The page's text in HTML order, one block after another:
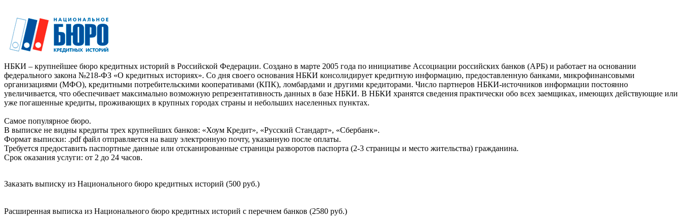
НБКИ – крупнейшее бюро кредитных историй в Российской Федерации. Создано в марте 2005 года по инициативе Ассоциации российских банков (АРБ) и работает на основании
федерального закона №218-ФЗ «О кредитных историях». Со дня своего основания НБКИ консолидирует кредитную информацию, предоставленную банками, микрофинансовыми
организациями (МФО), кредитными потребительскими кооперативами (КПК), ломбардами и другими кредиторами. Число партнеров НБКИ-источников информации постоянно
увеличивается, что обеспечивает максимально возможную репрезентативность данных в базе НБКИ. В НБКИ хранятся сведения практически обо всех заемщиках, имеющих действующие или
уже погашенные кредиты, проживающих в крупных городах страны и небольших населенных пунктах.
Самое популярное бюро.
В выписке не видны кредиты трех крупнейших банков: «Хоум Кредит», «Русский Стандарт», «Сбербанк».
Формат выписки: .pdf файл отправляется на вашу электронную почту, указанную после оплаты.
Требуется предоставить паспортные данные или отсканированные страницы разворотов паспорта (2-3 страницы и место жительства) гражданина.
Срок оказания услуги: от 2 до 24 часов.
Заказать выписку из Национального бюро кредитных историй (500 руб.)
Расширенная выписка из Национального бюро кредитных историй с перечнем банков (2580 руб.)